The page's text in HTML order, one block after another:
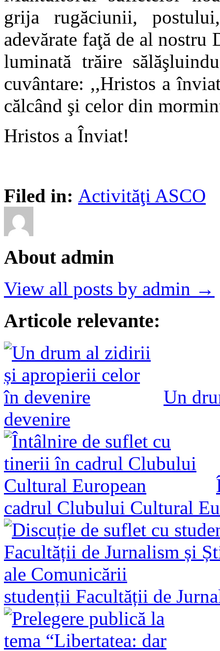
grija rugăciunii,
adevărate faţă de al nostru
luminată trăire
cuvântare: ,,Hristos a
călcând şi celor din
Hristos a Înviat!
Filed in: Activităţi ASCO
About admin
View all posts by admin →
Articole relevante:
Un
devenire
cadrul Clubului Cultural
studenții Facultății de